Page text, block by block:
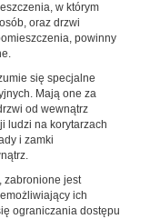
w którym
oraz drzwi
powinny
się specjalne
Mają one za
od wewnątrz
ludzi na korytarzach
i zamki
zabronione jest
ich
ograniczania dostępu